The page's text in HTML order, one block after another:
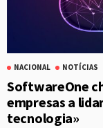
NACIONAL NOTÍCIAS
SoftwareOne
empresas a
tecnologia»